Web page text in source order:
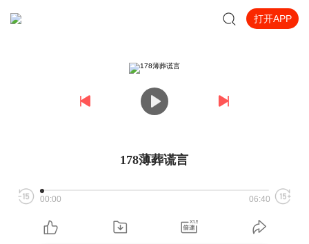
打开APP
178薄葬谎言
00:00 06:40